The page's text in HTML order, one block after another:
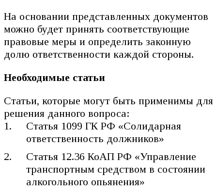
На основании представленных документов
можно будет принять соответствующие
правовые меры и определить законную
долю ответственности каждой стороны.
Необходимые статьи
Статьи, которые могут быть применимы для
решения данного вопроса:
Статья 1099 ГК РФ «Солидарная
ответственность должников»
Статья 12.36 КоАП РФ «Управление
транспортным средством в состоянии
алкогольного опьянения»